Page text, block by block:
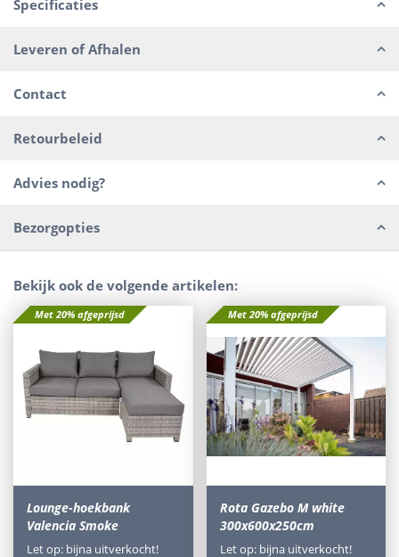
Specificaties
Leveren of Afhalen
Contact
Retourbeleid
Advies nodig?
Bezorgopties
Bekijk ook de volgende artikelen:
Met 20% afgeprijsd
Lounge-hoekbank
Valencia Smoke
Let op: bijna uitverkocht!
Met 20% afgeprijsd
Rota Gazebo M white
300x600x250cm
Let op: bijna uitverkocht!